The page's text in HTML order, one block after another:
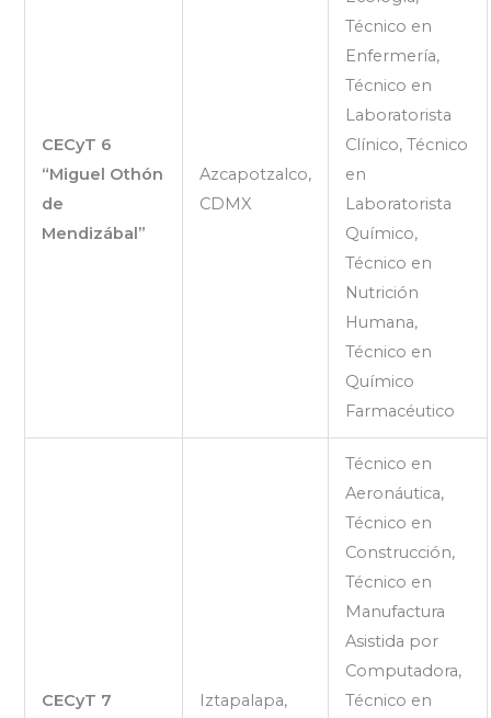
CECyT 6
“Miguel Othón
de
Mendizábal”
Azcapotzalco,
CDMX
Técnico en
Enfermería,
Técnico en
Laboratorista
Clínico, Técnico
en
Laboratorista
Químico,
Técnico en
Nutrición
Humana,
Técnico en
Químico
Farmacéutico
CECyT 7
Iztapalapa,
Técnico en
Aeronáutica,
Técnico en
Construcción,
Técnico en
Manufactura
Asistida por
Computadora,
Técnico en